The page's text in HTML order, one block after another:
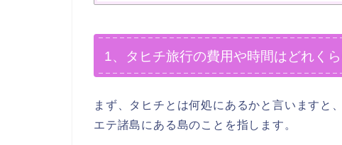
1、タヒチ旅行の費用や時間はどれくら
まず、タヒチとは何処にあるかと言いますと
エテ諸島にある島のことを指します。